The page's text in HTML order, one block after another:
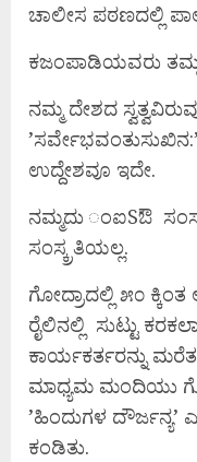
ಚಾಲೀಸ ಪಠಣದಲ್ಲಿ
ಕಜಂಪಾಡಿಯವರು
ನಮ್ಮ ದೇಶದ
ಉದ್ದೇಶವೂ ಇದೇ.
ನಮ್ಮದು ಂಐSಔ
ಸಂಸ್ಕ್ರತಿಯಲ್ಲ.
ಗೋದ್ರಾದಲ್ಲಿ ೫೦
ರೈಲಿನಲ್ಲಿ ಸುಟ್ಟು
ಕಾರ್ಯಕರ್ತರನ್ನು
ಮಾಧ್ಯಮ ಮಂದಿಯು
’ಹಿಂದುಗಳ ದೌರ್ಜನ್ಯ’
ಕಂಡಿತು.